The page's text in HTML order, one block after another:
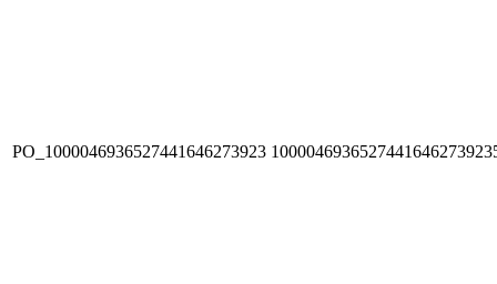
PO_1000046936527441646273923